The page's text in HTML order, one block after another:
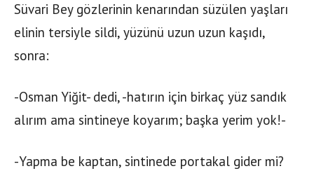
Süvari Bey gözlerinin kenarından süzülen yaşları
elinin tersiyle sildi, yüzünü uzun uzun kaşıdı,
sonra:
-Osman Yiğit- dedi, -hatırın için birkaç yüz sandık
alırım ama sintineye koyarım; başka yerim yok!-
-Yapma be kaptan, sintinede portakal gider mi?